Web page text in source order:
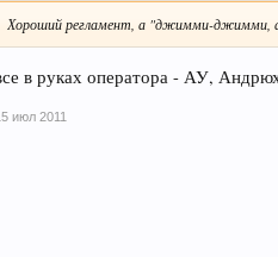
Хороший регламент, а "джимми-джимми,
в руках оператора - АУ,
июл 2011